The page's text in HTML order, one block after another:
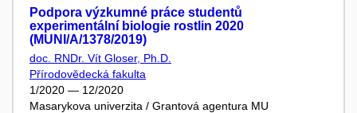
Podpora výzkumné práce studentů
experimentální biologie rostlin 2020
(MUNI/A/1378/2019)
doc. RNDr. Vít Gloser, Ph.D.
Přírodovědecká fakulta
1/2020 — 12/2020
Masarykova univerzita / Grantová agentura MU